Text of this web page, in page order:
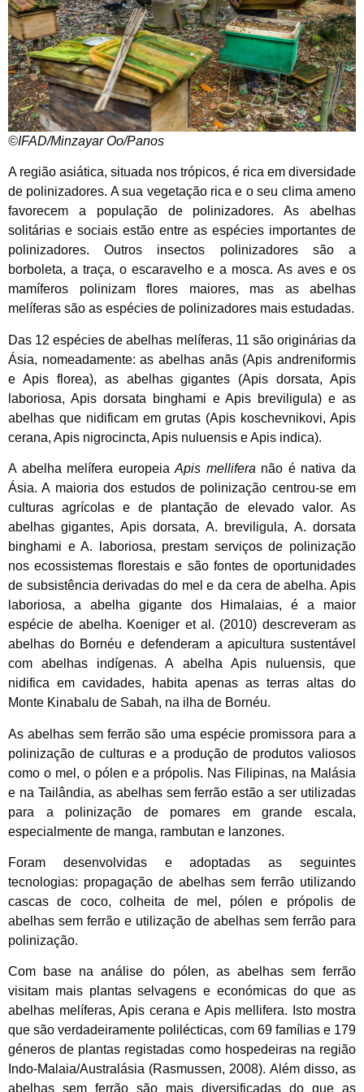
©IFAD/Minzayar Oo/Panos
A região asiática, situada nos trópicos, é rica em diversidade
de polinizadores. A sua vegetação rica e o seu clima ameno
favorecem a população de polinizadores. As abelhas
solitárias e sociais estão entre as espécies importantes de
polinizadores. Outros insectos polinizadores são a
borboleta, a traça, o escaravelho e a mosca. As aves e os
mamíferos polinizam flores maiores, mas as abelhas
melíferas são as espécies de polinizadores mais estudadas.
Das 12 espécies de abelhas melíferas, 11 são originárias da
Ásia, nomeadamente: as abelhas anãs (Apis andreniformis
e Apis florea), as abelhas gigantes (Apis dorsata, Apis
laboriosa, Apis dorsata binghami e Apis breviligula) e as
abelhas que nidificam em grutas (Apis koschevnikovi, Apis
cerana, Apis nigrocincta, Apis nuluensis e Apis indica).
A abelha melífera europeiaApis mellifera não é nativa da
Ásia. A maioria dos estudos de polinização centrou-se em
culturas agrícolas e de plantação de elevado valor. As
abelhas gigantes, Apis dorsata, A. breviligula, A. dorsata
binghami e A. laboriosa, prestam serviços de polinização
nos ecossistemas florestais e são fontes de oportunidades
de subsistência derivadas do mel e da cera de abelha. Apis
laboriosa, a abelha gigante dos Himalaias, é a maior
espécie de abelha. Koeniger et al. (2010) descreveram as
abelhas do Bornéu e defenderam a apicultura sustentável
com abelhas indígenas. A abelha Apis nuluensis, que
nidifica em cavidades, habita apenas as terras altas do
Monte Kinabalu de Sabah, na ilha de Bornéu.
As abelhas sem ferrão são uma espécie promissora para a
polinização de culturas e a produção de produtos valiosos
como o mel, o pólen e a própolis. Nas Filipinas, na Malásia
e na Tailândia, as abelhas sem ferrão estão a ser utilizadas
para a polinização de pomares em grande escala,
especialmente de manga, rambutan e lanzones.
Foram desenvolvidas e adoptadas as seguintes
tecnologias: propagação de abelhas sem ferrão utilizando
cascas de coco, colheita de mel, pólen e própolis de
abelhas sem ferrão e utilização de abelhas sem ferrão para
polinização.
Com base na análise do pólen, as abelhas sem ferrão
visitam mais plantas selvagens e económicas do que as
abelhas melíferas, Apis cerana e Apis mellifera. Isto mostra
que são verdadeiramente polilécticas, com 69 famílias e 179
géneros de plantas registadas como hospedeiras na região
Indo-Malaia/Australásia (Rasmussen, 2008). Além disso, as
abelhas sem ferrão são mais diversificadas do que as